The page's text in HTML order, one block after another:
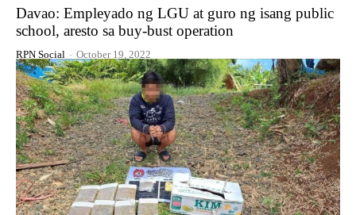
Davao: Empleyado ng LGU at guro ng isang public
school, aresto sa buy-bust operation
RPN Social - October 19, 2022